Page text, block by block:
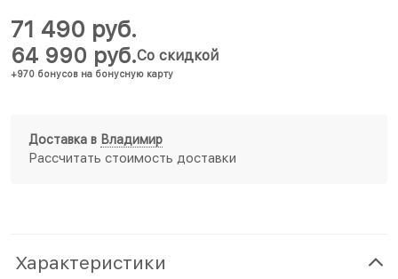
64 990 руб.
+970 бонусов на бонусную карту
Со скидкой
71 490 руб.
Доставка в Владимир
Рассчитать стоимость доставки
Характеристики